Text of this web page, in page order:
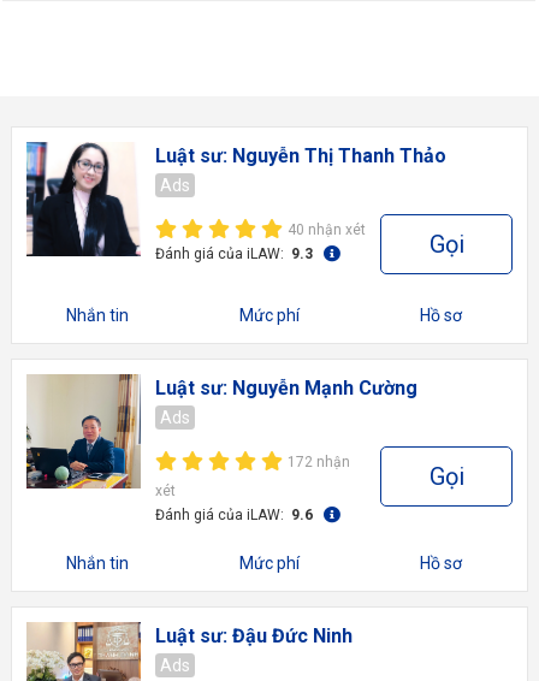
Luật sư: Nguyễn Thị Thanh Thảo
Ads
40 nhận xét
Đánh giá của iLAW: 9.3 Gọi
Nhắn tin Mức phí Hồ sơ
Luật sư: Nguyễn Mạnh Cường
Ads
172 nhận
xét
Đánh giá của iLAW: 9.6
Gọi
Nhắn tin Mức phí Hồ sơ
Luật sư: Đậu Đức Ninh
Ads